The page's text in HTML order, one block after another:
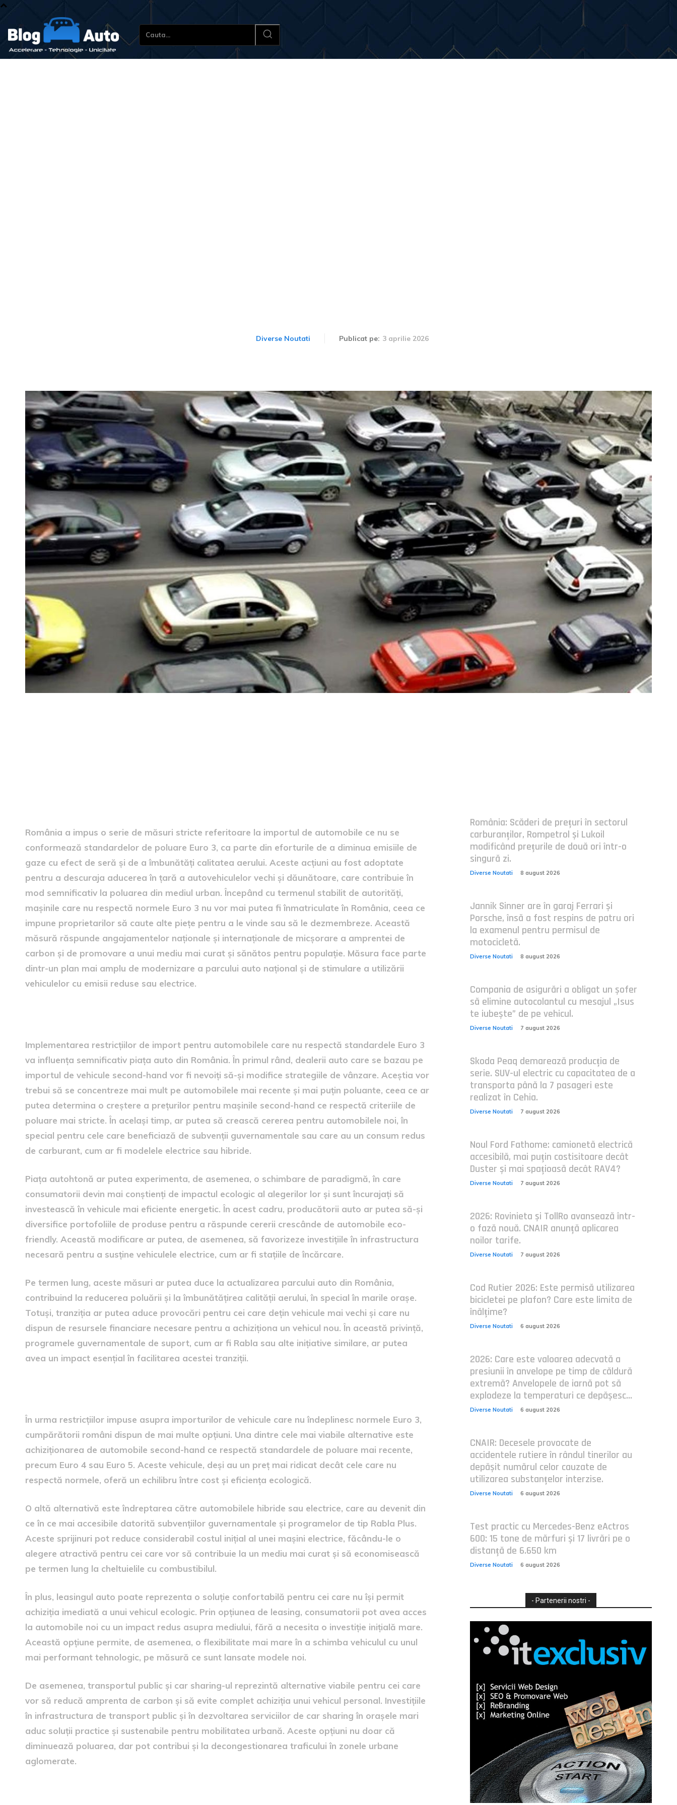
Cauta...
Diverse Noutati Publicat pe: 3 aprilie 2026
România a impus o serie de măsuri stricte referitoare la importul de automobile ce nu se
conformează standardelor de poluare Euro 3, ca parte din eforturile de a diminua emisiile de
gaze cu efect de seră și de a îmbunătăți calitatea aerului. Aceste acțiuni au fost adoptate
pentru a descuraja aducerea în țară a autovehiculelor vechi și dăunătoare, care contribuie în
mod semnificativ la poluarea din mediul urban. Începând cu termenul stabilit de autorități,
mașinile care nu respectă normele Euro 3 nu vor mai putea fi înmatriculate în România, ceea ce
impune proprietarilor să caute alte piețe pentru a le vinde sau să le dezmembreze. Această
măsură răspunde angajamentelor naționale și internaționale de micșorare a amprentei de
carbon și de promovare a unui mediu mai curat și sănătos pentru populație. Măsura face parte
dintr-un plan mai amplu de modernizare a parcului auto național și de stimulare a utilizării
vehiculelor cu emisii reduse sau electrice.
Implementarea restricțiilor de import pentru automobilele care nu respectă standardele Euro 3
va influența semnificativ piața auto din România. În primul rând, dealerii auto care se bazau pe
importul de vehicule second-hand vor fi nevoiți să-și modifice strategiile de vânzare. Aceștia vor
trebui să se concentreze mai mult pe automobilele mai recente și mai puțin poluante, ceea ce ar
putea determina o creștere a prețurilor pentru mașinile second-hand ce respectă criteriile de
poluare mai stricte. În același timp, ar putea să crească cererea pentru automobilele noi, în
special pentru cele care beneficiază de subvenții guvernamentale sau care au un consum redus
de carburant, cum ar fi modelele electrice sau hibride.
Piața autohtonă ar putea experimenta, de asemenea, o schimbare de paradigmă, în care
consumatorii devin mai conștienți de impactul ecologic al alegerilor lor și sunt încurajați să
investească în vehicule mai eficiente energetic. În acest cadru, producătorii auto ar putea să-și
diversifice portofoliile de produse pentru a răspunde cererii crescânde de automobile eco-
friendly. Această modificare ar putea, de asemenea, să favorizeze investițiile în infrastructura
necesară pentru a susține vehiculele electrice, cum ar fi stațiile de încărcare.
Pe termen lung, aceste măsuri ar putea duce la actualizarea parcului auto din România,
contribuind la reducerea poluării și la îmbunătățirea calității aerului, în special în marile orașe.
Totuși, tranziția ar putea aduce provocări pentru cei care dețin vehicule mai vechi și care nu
dispun de resursele financiare necesare pentru a achiziționa un vehicul nou. În această privință,
programele guvernamentale de suport, cum ar fi Rabla sau alte inițiative similare, ar putea
avea un impact esențial în facilitarea acestei tranziții.
În urma restricțiilor impuse asupra importurilor de vehicule care nu îndeplinesc normele Euro 3,
cumpărătorii români dispun de mai multe opțiuni. Una dintre cele mai viabile alternative este
achiziționarea de automobile second-hand ce respectă standardele de poluare mai recente,
precum Euro 4 sau Euro 5. Aceste vehicule, deși au un preț mai ridicat decât cele care nu
respectă normele, oferă un echilibru între cost și eficiența ecologică.
O altă alternativă este îndreptarea către automobilele hibride sau electrice, care au devenit din
ce în ce mai accesibile datorită subvențiilor guvernamentale și programelor de tip Rabla Plus.
Aceste sprijinuri pot reduce considerabil costul inițial al unei mașini electrice, făcându-le o
alegere atractivă pentru cei care vor să contribuie la un mediu mai curat și să economisească
pe termen lung la cheltuielile cu combustibilul.
În plus, leasingul auto poate reprezenta o soluție confortabilă pentru cei care nu își permit
achiziția imediată a unui vehicul ecologic. Prin opțiunea de leasing, consumatorii pot avea acces
la automobile noi cu un impact redus asupra mediului, fără a necesita o investiție inițială mare.
Această opțiune permite, de asemenea, o flexibilitate mai mare în a schimba vehiculul cu unul
mai performant tehnologic, pe măsură ce sunt lansate modele noi.
De asemenea, transportul public și car sharing-ul reprezintă alternative viabile pentru cei care
vor să reducă amprenta de carbon și să evite complet achiziția unui vehicul personal. Investițiile
în infrastructura de transport public și în dezvoltarea serviciilor de car sharing în orașele mari
aduc soluții practice și sustenabile pentru mobilitatea urbană. Aceste opțiuni nu doar că
diminuează poluarea, dar pot contribui și la decongestionarea traficului în zonele urbane
aglomerate.
România: Scăderi de prețuri în sectorul
carburanților, Rompetrol și Lukoil
modificând prețurile de două ori într-o
singură zi.
Diverse Noutati 8 august 2026
Jannik Sinner are în garaj Ferrari și
Porsche, însă a fost respins de patru ori
la examenul pentru permisul de
motocicletă.
Diverse Noutati 8 august 2026
Compania de asigurări a obligat un șofer
să elimine autocolantul cu mesajul „Isus
te iubește” de pe vehicul.
Diverse Noutati 7 august 2026
Skoda Peaq demarează producția de
serie. SUV-ul electric cu capacitatea de a
transporta până la 7 pasageri este
realizat în Cehia.
Diverse Noutati 7 august 2026
Noul Ford Fathome: camionetă electrică
accesibilă, mai puțin costisitoare decât
Duster și mai spațioasă decât RAV4?
Diverse Noutati 7 august 2026
2026: Rovinieta și TollRo avansează într-
o fază nouă. CNAIR anunță aplicarea
noilor tarife.
Diverse Noutati 7 august 2026
Cod Rutier 2026: Este permisă utilizarea
bicicletei pe plafon? Care este limita de
înălțime?
Diverse Noutati 6 august 2026
2026: Care este valoarea adecvată a
presiunii în anvelope pe timp de căldură
extremă? Anvelopele de iarnă pot să
explodeze la temperaturi ce depășesc...
Diverse Noutati 6 august 2026
CNAIR: Decesele provocate de
accidentele rutiere în rândul tinerilor au
depășit numărul celor cauzate de
utilizarea substanțelor interzise.
Diverse Noutati 6 august 2026
Test practic cu Mercedes-Benz eActros
600: 15 tone de mărfuri și 17 livrări pe o
distanță de 6.650 km
Diverse Noutati 6 august 2026
- Partenerii nostri -